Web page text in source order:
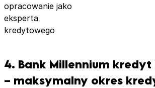
opracowanie jako
eksperta
kredytowego
4. Bank Millennium
– maksymalny okres